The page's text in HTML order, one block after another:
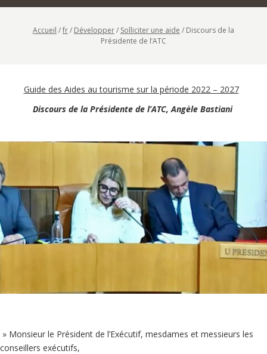
Accueil /fr/ Développer/ Solliciter une aide / Discours de la
Présidente de l’ATC
Guide des Aides au tourisme sur la période 2022 – 2027
Discours de la Présidente de l’ATC, Angèle Bastiani
» Monsieur le Président de l’Exécutif, mesdames et messieurs les
conseillers exécutifs,